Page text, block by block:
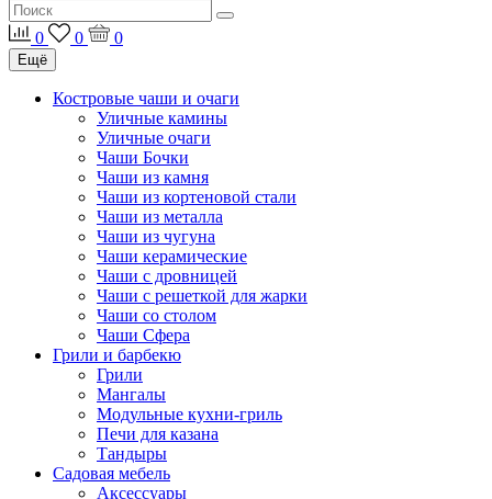
0 0 0
Ещё
Костровые чаши и очаги
Уличные камины
Уличные очаги
Чаши Бочки
Чаши из камня
Чаши из кортеновой стали
Чаши из металла
Чаши из чугуна
Чаши керамические
Чаши с дровницей
Чаши с решеткой для жарки
Чаши со столом
Чаши Сфера
Грили и барбекю
Грили
Мангалы
Модульные кухни-гриль
Печи для казана
Тандыры
Садовая мебель
Аксессуары